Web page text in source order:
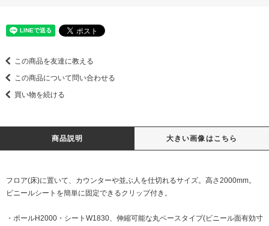
この商品を友達に教える
この商品について問い合わせる
買い物を続ける
商品説明 大きい画像はこちら
フロア(床)に置いて、カウンターや並ぶ人を仕切れるサイズ。高さ2000mm。
ビニールシートを簡単に固定できるクリップ付き。
・ポールH2000・シートW1830、伸縮可能な丸ベースタイプ(ビニール面有効寸